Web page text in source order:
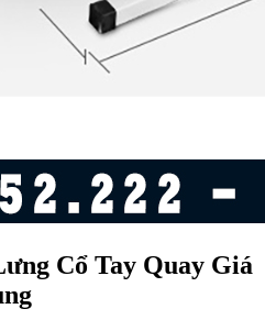
Cổ Tay Quay Giá